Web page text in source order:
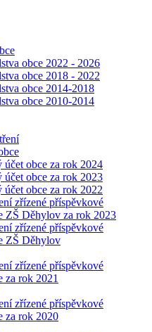
obce 2022 - 2026
obce 2018 - 2022
obce 2014-2018
obce 2010-2014
účet obce za rok 2024
účet obce za rok 2023
účet obce za rok 2022
zřízené příspěvkové
ZŠ Děhylov za rok 2023
zřízené příspěvkové
ZŠ Děhylov
zřízené příspěvkové
za rok 2021
zřízené příspěvkové
za rok 2020